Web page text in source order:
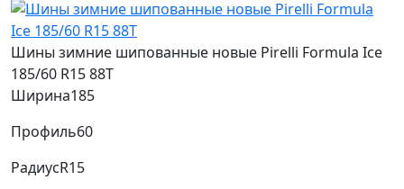
Шины зимние шипованные новые Pirelli Formula Ice
185/60 R15 88T
Ширина185
Профиль60
РадиусR15